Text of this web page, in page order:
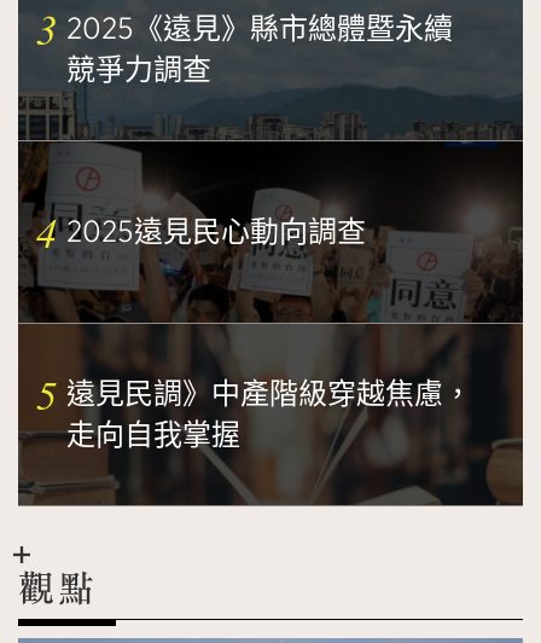
3 2025《遠見》縣市總體暨永續
競爭力調查
4 2025遠見民心動向調查
5 遠見民調》中產階級穿越焦慮，
走向自我掌握
觀點